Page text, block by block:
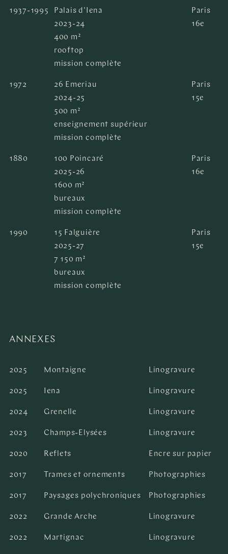
1937-1995
Palais d'Iena
2023-24
400 m²
rooftop
mission complète
Paris
16e
1972
26 Emeriau
2024-25
500 m²
enseignement supérieur
mission complète
Paris
15e
1880
100 Poincaré
2025-26
1600 m²
bureaux
mission complète
Paris
16e
1990
15 Falguière
2025-27
7 150 m²
bureaux
mission complète
Paris
15e
ANNEXES
2025 Montaigne Linogravure
2025 Iena Linogravure
2024 Grenelle Linogravure
2023 Champs-Elysées Linogravure
2020 Reflets Encre sur papier
2017 Trames et ornements Photographies
2017 Paysages polychroniques Photographies
2022 Grande Arche Linogravure
2022 Martignac Linogravure